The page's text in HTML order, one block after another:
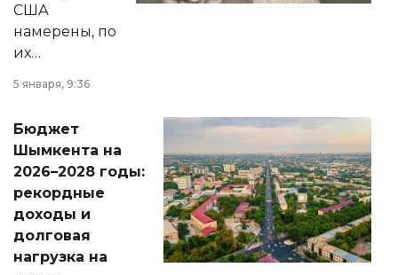
США
намерены, по
их
принести
народу
Венесуэлы.
5 января, 9:36
Бюджет
Шымкента на
2026–2028 годы:
рекордные
доходы и
долговая
нагрузка на